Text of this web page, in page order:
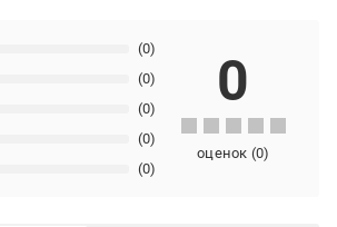
(0)
(0)
(0)
(0)
(0)
0
оценок (0)